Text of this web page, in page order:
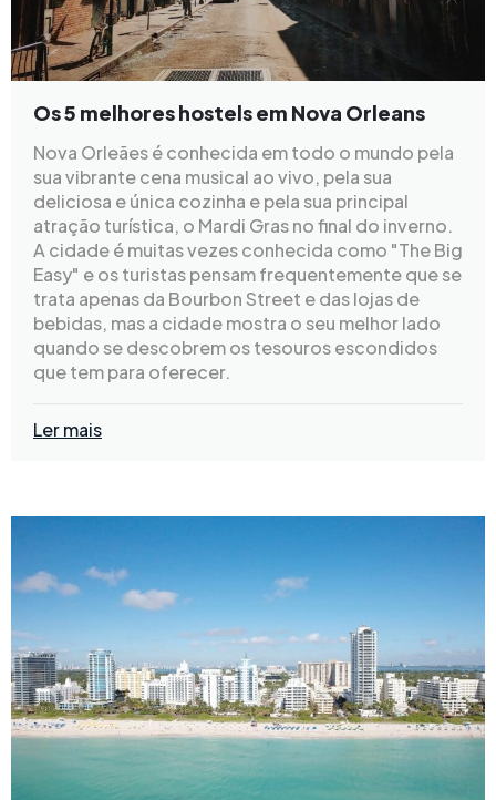
Os 5 melhores hostels em Nova Orleans
Nova Orleães é conhecida em todo o mundo pela
sua vibrante cena musical ao vivo, pela sua
deliciosa e única cozinha e pela sua principal
atração turística, o Mardi Gras no final do inverno.
A cidade é muitas vezes conhecida como "The Big
Easy" e os turistas pensam frequentemente que se
trata apenas da Bourbon Street e das lojas de
bebidas, mas a cidade mostra o seu melhor lado
quando se descobrem os tesouros escondidos
que tem para oferecer.
Ler mais